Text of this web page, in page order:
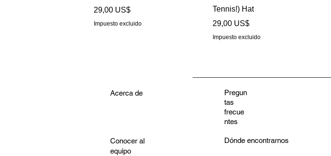
Precio
29,00 US$
Impuesto excluido
Tennis!) Hat
Precio
29,00 US$
Impuesto excluido
Acerca de
Conocer al
equipo
Pregun
tas
frecue
ntes
Dónde encontrarnos